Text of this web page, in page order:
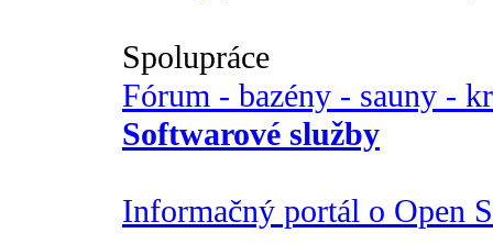
Spolupráce
Fórum - bazény - sauny -
Softwarové služby
Informačný portál o Open